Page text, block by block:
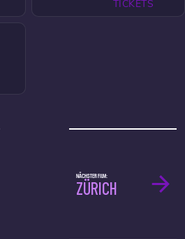
TICKETS
NÄCHSTER FILM:
ZÜRICH